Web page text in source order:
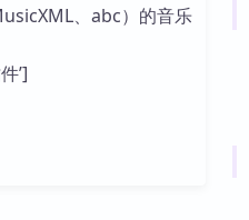
、abc）的音乐
’]